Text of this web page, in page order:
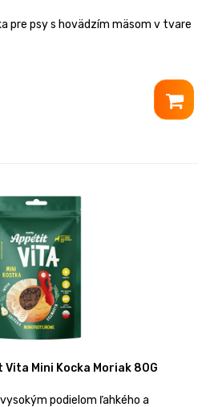
pre psy s hovädzím mäsom v tvare
Mini Kocka Moriak 80G
podielom ľahkého a